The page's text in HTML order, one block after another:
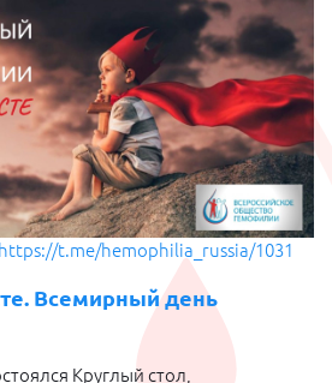
https://t.me/hemophilia_russia/1031
Всемирный день
Круглый стол,